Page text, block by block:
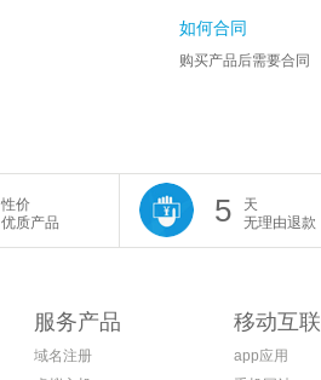
如何合同
购买产品后需要合同
性价
优质产品
5
天
无理由退款
服务产品
域名注册
移动互联
app应用